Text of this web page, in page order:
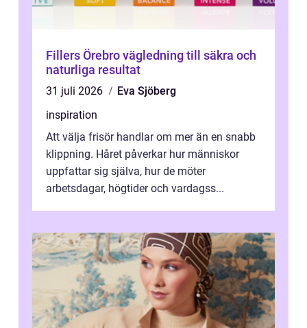
Fillers Örebro vägledning till säkra och
naturliga resultat
31 juli 2026
Eva Sjöberg
inspiration
Att välja frisör handlar om mer än en snabb
klippning. Håret påverkar hur människor
uppfattar sig själva, hur de möter
arbetsdagar, högtider och vardagss...